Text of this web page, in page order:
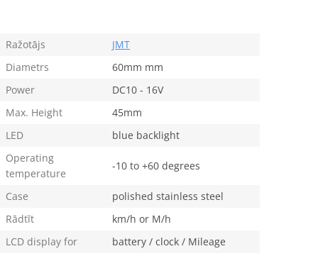
Ražotājs
JMT
Diametrs
60mm mm
Power
DC10 - 16V
Max. Height
45mm
LED
blue backlight
Operating
temperature
-10 to +60 degrees
Case
polished stainless steel
Rādtīt
km/h or M/h
LCD display for
battery / clock / Mileage